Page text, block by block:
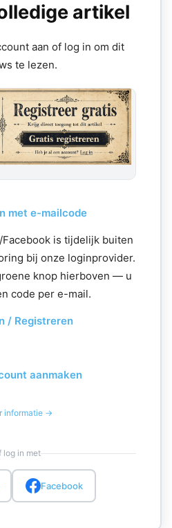
artikel
aan of log in om dit
te lezen.
met e-mailcode
is tijdelijk buiten
bij onze loginprovider.
knop hierboven — u
code per e-mail.
/ Registreren
aanmaken
informatie →
log in met
Facebook